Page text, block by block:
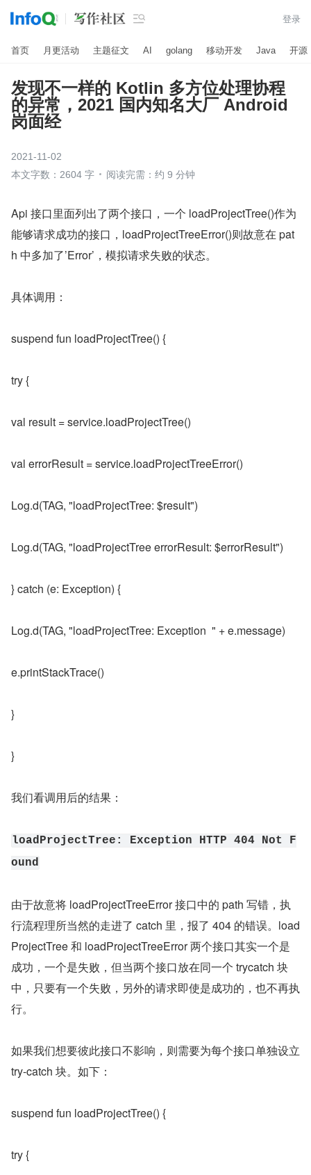
 登录
首页 月更活动 主题征文 AI golang 移动开发 Java 开源
发现不一样的 Kotlin 多方位处理协程
的异常，2021 国内知名大厂 Android
岗面经
2021-11-02
本文字数：2604 字
阅读完需：约 9 分钟
Api 接口里面列出了两个接口，一个 loadProjectTree()作为
能够请求成功的接口，loadProjectTreeError()则故意在 pat
h 中多加了’Error’，模拟请求失败的状态。
具体调用：
suspend fun loadProjectTree() {
try {
val result = service.loadProjectTree()
val errorResult = service.loadProjectTreeError()
Log.d(TAG, "loadProjectTree: $result")
Log.d(TAG, "loadProjectTree errorResult: $errorResult")
} catch (e: Exception) {
Log.d(TAG, "loadProjectTree: Exception  " + e.message)
e.printStackTrace()
}
}
我们看调用后的结果：
loadProjectTree: Exception HTTP 404 Not F
ound
由于故意将 loadProjectTreeError 接口中的 path 写错，执
行流程理所当然的走进了 catch 里，报了 404 的错误。load
ProjectTree 和 loadProjectTreeError 两个接口其实一个是
成功，一个是失败，但当两个接口放在同一个 trycatch 块
中，只要有一个失败，另外的请求即使是成功的，也不再执
行。
如果我们想要彼此接口不影响，则需要为每个接口单独设立
try-catch 块。如下：
suspend fun loadProjectTree() {
try {